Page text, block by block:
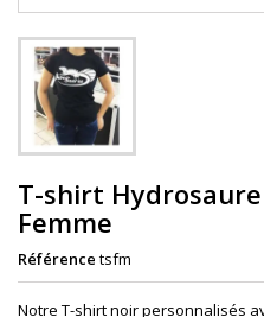
T-shirt
Femme
Référence tsfm
Notre T-shirt noir personnalisés